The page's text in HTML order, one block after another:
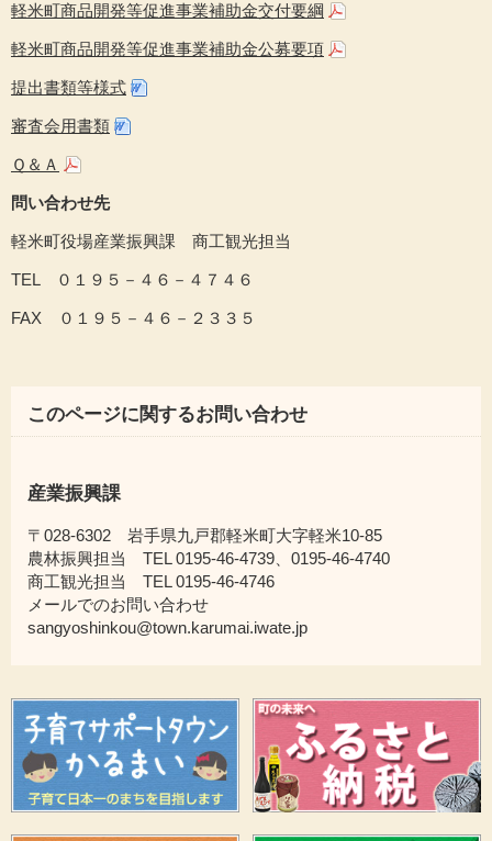
軽米町商品開発等促進事業補助金交付要綱
軽米町商品開発等促進事業補助金公募要項
提出書類等様式
審査会用書類
Ｑ＆Ａ
問い合わせ先
軽米町役場産業振興課 商工観光担当
TEL ０１９５－４６－４７４６
FAX ０１９５－４６－２３３５
このページに関するお問い合わせ
産業振興課
〒028-6302 岩手県九戸郡軽米町大字軽米10-85
農林振興担当 TEL 0195-46-4739、0195-46-4740
商工観光担当 TEL 0195-46-4746
メールでのお問い合わせ
sangyoshinkou@town.karumai.iwate.jp